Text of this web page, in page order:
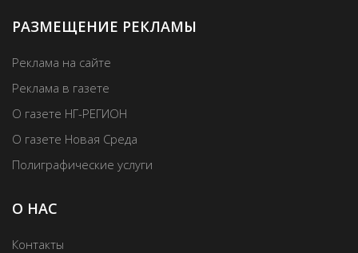
РАЗМЕЩЕНИЕ РЕКЛАМЫ
Реклама на сайте
Реклама в газете
О газете НГ-РЕГИОН
О газете Новая Среда
Полиграфические услуги
О НАС
Контакты